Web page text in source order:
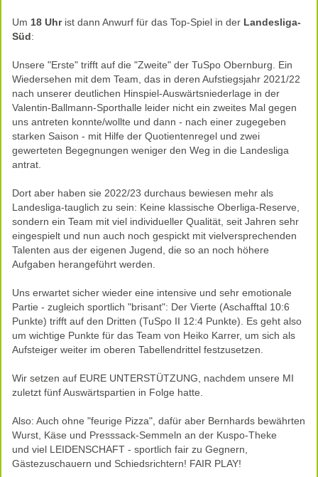
Um 18 Uhrist dann Anwurf für das Top-Spiel in der Landesliga-
Süd:
Unsere "Erste" trifft auf die "Zweite" der TuSpo Obernburg. Ein
Wiedersehen mit dem Team, das in deren Aufstiegsjahr 2021/22
nach unserer deutlichen Hinspiel-Auswärtsniederlage in der
Valentin-Ballmann-Sporthalle leider nicht ein zweites Mal gegen
uns antreten konnte/wollte und dann - nach einer zugegeben
starken Saison - mit Hilfe der Quotientenregel und zwei
gewerteten Begegnungen weniger den Weg in die Landesliga
antrat.
Dort aber haben sie 2022/23 durchaus bewiesen mehr als
Landesliga-tauglich zu sein: Keine klassische Oberliga-Reserve,
sondern ein Team mit viel individueller Qualität, seit Jahren sehr
eingespielt und nun auch noch gespickt mit vielversprechenden
Talenten aus der eigenen Jugend, die so an noch höhere
Aufgaben herangeführt werden.
Uns erwartet sicher wieder eine intensive und sehr emotionale
Partie - zugleich sportlich "brisant": Der Vierte (Aschafftal 10:6
Punkte) trifft auf den Dritten (TuSpo II 12:4 Punkte). Es geht also
um wichtige Punkte für das Team von Heiko Karrer, um sich als
Aufsteiger weiter im oberen Tabellendrittel festzusetzen.
Wir setzen auf EURE UNTERSTÜTZUNG, nachdem unsere MI
zuletzt fünf Auswärtspartien in Folge hatte.
Also: Auch ohne "feurige Pizza", dafür aber Bernhards bewährten
Wurst, Käse und Presssack-Semmeln an der Kuspo-Theke
und viel LEIDENSCHAFT - sportlich fair zu Gegnern,
Gästezuschauern und Schiedsrichtern! FAIR PLAY!